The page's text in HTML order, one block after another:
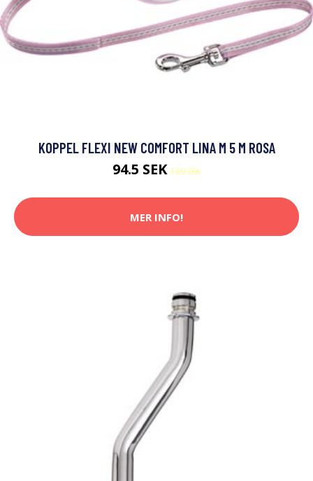
KOPPEL FLEXI NEW COMFORT LINA M 5 M ROSA
94.5 SEK 189 SEK
MER INFO!